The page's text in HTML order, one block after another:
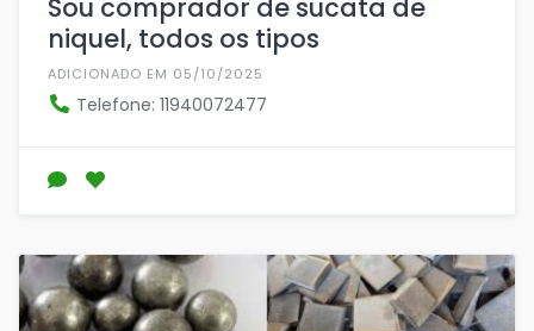
Sou comprador de sucata de
niquel, todos os tipos
ADICIONADO EM 05/10/2025
Telefone: 11940072477